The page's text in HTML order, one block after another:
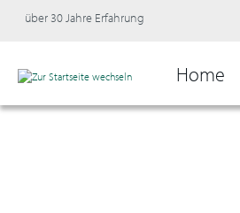
über 30 Jahre Erfahrung
Home